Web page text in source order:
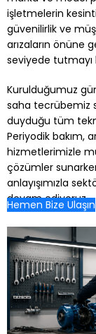
işletmelerin
güvenilirlik ve
arızaların önüne
seviyede tutmayı
Kurulduğumuz
saha tecrübemiz
duyduğu tüm
Periyodik bakım,
hizmetlerimizle
çözümler
anlayışımızla
devam ediyoruz.
Hemen Bize Ulaşın